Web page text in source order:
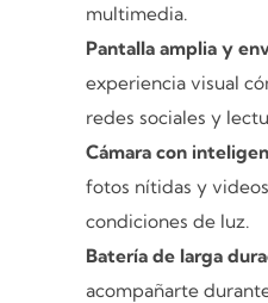
multimedia.
Pantalla amplia y
experiencia visual
redes sociales y
Cámara con
fotos nítidas y
condiciones de luz.
Batería de larga
acompañarte